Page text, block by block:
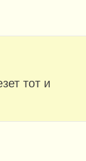
тот и